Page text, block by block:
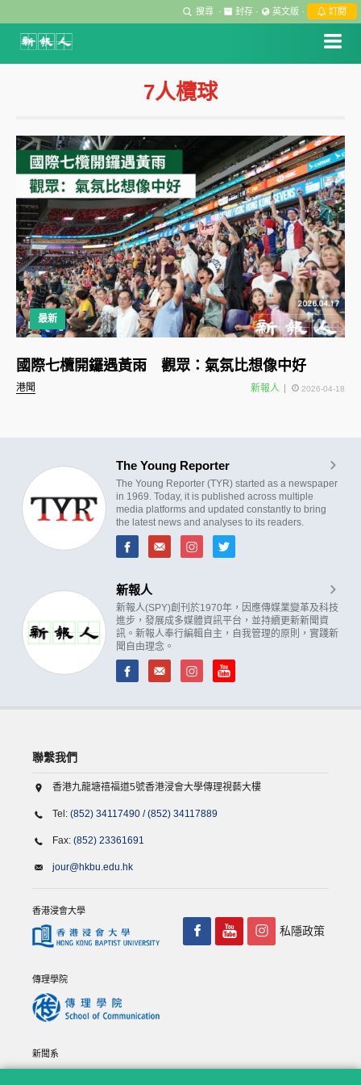
搜尋 · 封存 · 英文版 · 訂閱
7人欖球
最新
港聞
國際七欖開鑼遇黃雨 觀眾：氣氛比想像中好
新報人 2026-04-18
The Young Reporter
The Young Reporter (TYR) started as a newspaper
in 1969. Today, it is published across multiple
media platforms and updated constantly to bring
the latest news and analyses to its readers.
新報人
新報人(SPY)創刊於1970年，因應傳媒業變革及科技
進步，發展成多媒體資訊平台，並持續更新新聞資
訊。新報人奉行編輯自主，自我管理的原則，實踐新
聞自由理念。
聯繫我們
香港九龍塘禧福道5號香港浸會大學傳理視藝大樓
Tel: (852) 34117490 /(852) 34117889
Fax: (852) 23361691
jour@hkbu.edu.hk
香港浸會大學
傳理學院
新聞系
私隱政策